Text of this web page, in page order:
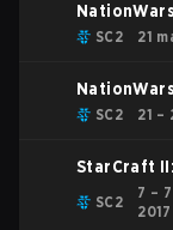
SC2 21
SC2 21 –
StarCraft
SC2
7 –
2017